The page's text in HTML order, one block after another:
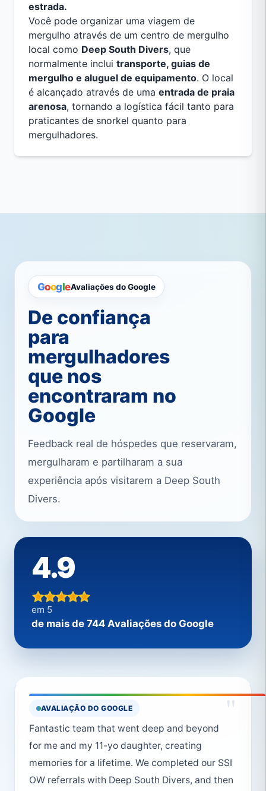
estrada.
Você pode organizar uma viagem de
mergulho através de um centro de mergulho
local como Deep South Divers, que
normalmente inclui transporte, guias de
mergulho e aluguel de equipamento. O local
é alcançado através de uma entrada de praia
arenosa, tornando a logística fácil tanto para
praticantes de snorkel quanto para
mergulhadores.
GoogleAvaliações do Google
De confiança
para
mergulhadores
que nos
encontraram no
Google
Feedback real de hóspedes que reservaram,
mergulharam e partilharam a sua
experiência após visitarem a Deep South
Divers.
4.9
em 5
de mais de 744 Avaliações do Google
AVALIAÇÃO DO GOOGLE "
Fantastic team that went deep and beyond
for me and my 11-yo daughter, creating
memories for a lifetime. We completed our SSI
OW referrals with Deep South Divers, and then